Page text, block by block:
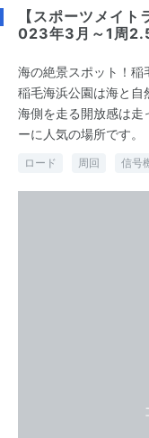
【スポーツメイ
023年3月～1周
海の絶景スポット！稲
稲毛海浜公園は海と自
海側を走る開放感は走
ーに人気の場所です。
ロード 周回 信号